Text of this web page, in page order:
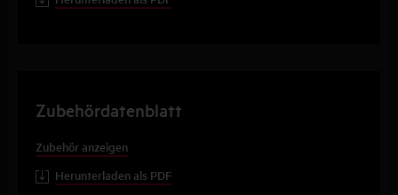
Zubehördatenblatt
Zubehör anzeigen
Herunterladen als PDF